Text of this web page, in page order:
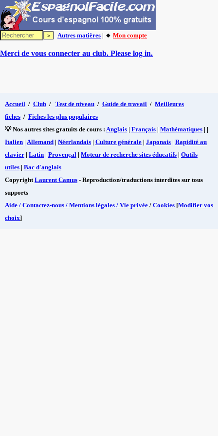
Autres matières | 🔸 Mon compte
Merci de vous connecter au club. Please log in.
Accueil / Club / Test de niveau / Guide de travail / Meilleures
fiches / Fiches les plus populaires
💡 Nos autres sites gratuits de cours : Anglais | Français | Mathématiques | |
Italien | Allemand | Néerlandais | Culture générale | Japonais | Rapidité au
clavier | Latin | Provençal | Moteur de recherche sites éducatifs | Outils
utiles | Bac d'anglais
CopyrightLaurent Camus - Reproduction/traductions interdites sur tous
supports
Aide / Contactez-nous / Mentions légales / Vie privée / Cookies [Modifier vos
choix]